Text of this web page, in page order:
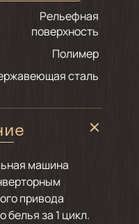
Рельефная
поверхность
Полимер
сталь
машина
привода
белья за 1 цикл.